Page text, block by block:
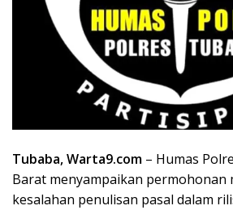
Tubaba, Warta9.com – Humas
Barat menyampaikan permohonan
kesalahan penulisan pasal dalam